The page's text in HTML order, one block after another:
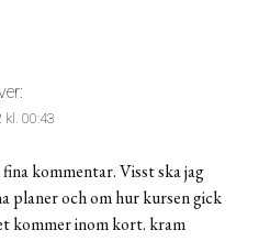
kl. 00:43
kommentar. Visst ska jag
planer och om hur kursen gick
kommer inom kort. kram